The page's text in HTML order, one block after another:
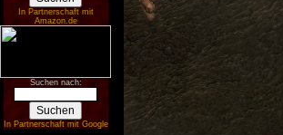
In Partnerschaft mit
Amazon.de
Suchen nach:
In Partnerschaft mit Google